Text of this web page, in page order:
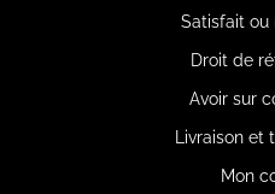
Satisfait ou
Droit de
Avoir sur
Livraison
Mon